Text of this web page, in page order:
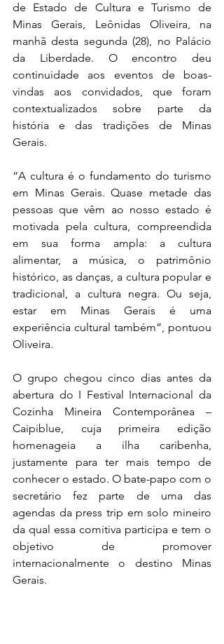
de Estado de Cultura e Turismo de
Minas Gerais, Leônidas Oliveira, na
manhã desta segunda (28), no Palácio
da Liberdade. O encontro deu
continuidade aos eventos de boas-
vindas aos convidados, que foram
contextualizados sobre parte da
história e das tradições de Minas
Gerais.
“A cultura é o fundamento do turismo
em Minas Gerais. Quase metade das
pessoas que vêm ao nosso estado é
motivada pela cultura, compreendida
em sua forma ampla: a cultura
alimentar, a música, o patrimônio
histórico, as danças, a cultura popular e
tradicional, a cultura negra. Ou seja,
estar em Minas Gerais é uma
experiência cultural também”, pontuou
Oliveira.
O grupo chegou cinco dias antes da
abertura do I Festival Internacional da
Cozinha Mineira Contemporânea –
Caipiblue, cuja primeira edição
homenageia a ilha caribenha,
justamente para ter mais tempo de
conhecer o estado. O bate-papo com o
secretário fez parte de uma das
agendas da press trip em solo mineiro
da qual essa comitiva participa e tem o
objetivo de promover
internacionalmente o destino Minas
Gerais.